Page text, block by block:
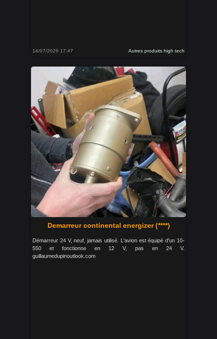
14/07/2026 17:47 Autres produits high tech
Demarreur continental energizer (****)
Démarreur 24 V, neuf, jamais utilisé. L'avion est équipé d'un 10-
550 et fonctionne en 12 V, pas en 24 V.
guillaumedupinoutlook.com